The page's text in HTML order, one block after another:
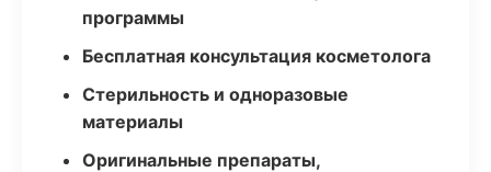
программы
Бесплатная консультация косметолога
Стерильность и одноразовые
материалы
Оригинальные препараты,